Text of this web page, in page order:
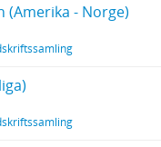
(Amerika - Norge)